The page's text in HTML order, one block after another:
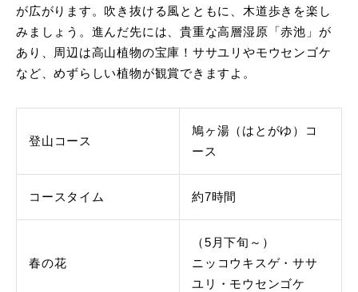
が広がります。吹き抜ける風とともに、木道歩きを楽し
みましょう。進んだ先には、貴重な高層湿原「赤池」が
あり、周辺は高山植物の宝庫！ササユリやモウセンゴケ
など、めずらしい植物が観賞できますよ。
登山コース
鳩ヶ湯（はとがゆ）コ
ース
コースタイム 約7時間
春の花
（5月下旬～）
ニッコウキスゲ・ササ
ユリ・モウセンゴケ